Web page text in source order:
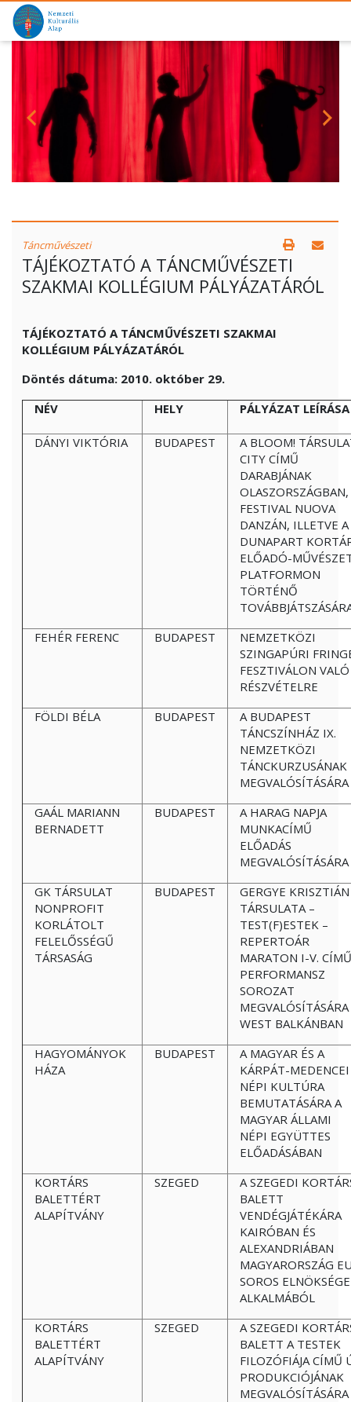
Táncművészeti
TÁJÉKOZTATÓ A TÁNCMŰVÉSZETI
SZAKMAI KOLLÉGIUM PÁLYÁZATÁRÓL
TÁJÉKOZTATÓ A TÁNCMŰVÉSZETI SZAKMAI
KOLLÉGIUM PÁLYÁZATÁRÓL
Döntés dátuma: 2010. október 29.
NÉV
HELY PÁLYÁZAT LEÍRÁSA
DÁNYI VIKTÓRIA BUDAPEST
A BLOOM!
CITY CÍMŰ
DARABJÁNAK
FESTIVAL NUOVA
DANZÁN, ILLETVE A
DUNAPART
ELŐADÓ-
PLATFORMON
TÖRTÉNŐ
FEHÉR FERENC
BUDAPEST
NEMZETKÖZI
SZINGAPÚRI
FESZTIVÁLON VALÓ
RÉSZVÉTELRE
FÖLDI BÉLA
BUDAPEST
A BUDAPEST
TÁNCSZÍNHÁZ IX.
NEMZETKÖZI
TÁNCKURZUSÁNAK
MEGVALÓSÍTÁSÁRA
GAÁL MARIANN
BERNADETT
BUDAPEST
A HARAG NAPJA
MUNKACÍMŰ
ELŐADÁS
MEGVALÓSÍTÁSÁRA
GK TÁRSULAT
NONPROFIT
KORLÁTOLT
FELELŐSSÉGŰ
TÁRSASÁG
BUDAPEST
GERGYE KRISZTIÁN
TÁRSULATA –
TEST(F)ESTEK –
REPERTOÁR
MARATON I-V. CÍMŰ
PERFORMANSZ
SOROZAT
WEST BALKÁNBAN
HAGYOMÁNYOK
HÁZA
BUDAPEST
A MAGYAR ÉS A
KÁRPÁT-MEDENCEI
NÉPI KULTÚRA
BEMUTATÁSÁRA A
MAGYAR ÁLLAMI
NÉPI EGYÜTTES
ELŐADÁSÁBAN
KORTÁRS
BALETTÉRT
ALAPÍTVÁNY
SZEGED
A SZEGEDI
BALETT
VENDÉGJÁTÉKÁRA
KAIRÓBAN ÉS
ALEXANDRIÁBAN
MAGYARORSZÁG
SOROS ELNÖKSÉGE
ALKALMÁBÓL
KORTÁRS
BALETTÉRT
ALAPÍTVÁNY
SZEGED
A SZEGEDI
BALETT A TESTEK
FILOZÓFIÁJA CÍMŰ
PRODUKCIÓJÁNAK
MEGVALÓSÍTÁSÁRA